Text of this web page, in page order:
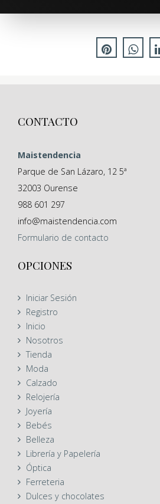
CONTACTO
Maistendencia
Parque de San Lázaro, 12 5ª
32003 Ourense
988 601 297
info@maistendencia.com
Formulario de contacto
OPCIONES
Iniciar Sesión
Registro
Inicio
Nosotros
Tienda
Moda
Calzado
Relojería
Joyería
Bebés
Belleza
Librería y Papelería
Óptica
Ferreteria
Dulces y chocolates